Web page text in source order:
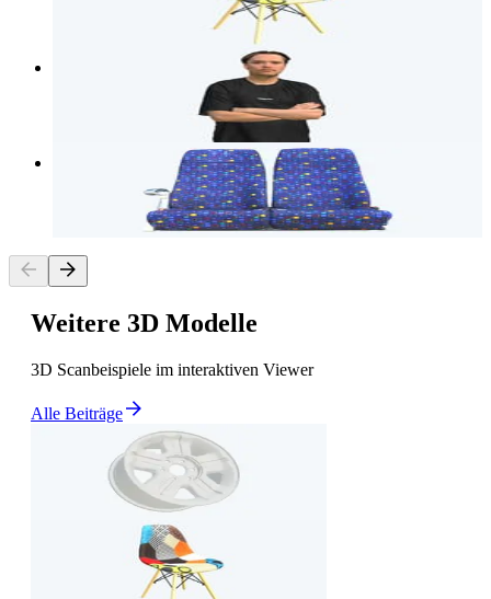
Farbiger Stuhl mit Holzbeinen
Stehende Person
Weitere 3D Modelle
3D Scanbeispiele im interaktiven Viewer
Alle Beiträge
3D Modell
Autofelge
Farbiger Stuhl mit Holzbeinen